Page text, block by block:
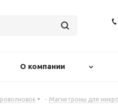
О компании
- Магнетроны для